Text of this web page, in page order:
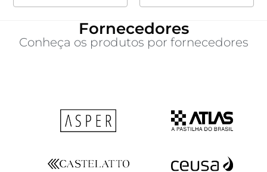
Fornecedores
Conheça os produtos por fornecedores